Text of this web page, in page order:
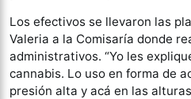
Los efectivos se llevaron las
Valeria a la Comisaría donde
administrativos. “Yo les
cannabis. Lo uso en forma de
presión alta y acá en las